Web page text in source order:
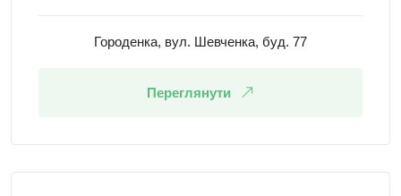
Городенка, вул. Шевченка, буд. 77
Переглянути